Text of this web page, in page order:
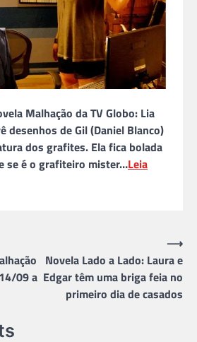
Malhação da TV Globo: Lia
desenhos de Gil (Daniel Blanco)
dos grafites. Ela fica bolada
se é o grafiteiro mister…Leia
09 a
Novela Lado a Lado: Laura e
Edgar têm uma briga feia no
primeiro dia de casados
⟶